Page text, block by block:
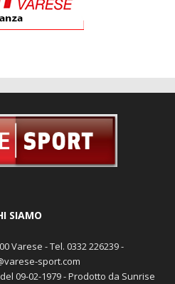
SIAMO
Varese - Tel. 0332 226239 -
sport.com
09-02-1979 - Prodotto da Sunrise